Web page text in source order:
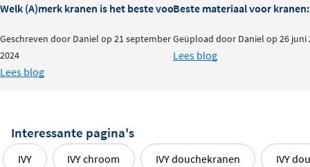
Welk (A)merk kranen is het beste voor je badkamer?
Geschreven door Daniel op 21 september
2024
Lees blog
Beste materiaal voor kranen:
Geüpload door Daniel op 26 juni
Lees blog
Interessante pagina's
IVY IVY chroom IVY douchekranen IVY